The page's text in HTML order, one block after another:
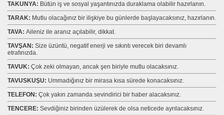
TAKUNYA: Bütün iş ve sosyal yaşantınızda duraklama olabilir hazırlanın.
TARAK: Mutlu olacağınız bir ilişkiye bu günlerde başlayacaksınız, hazırlanın.
TAVA: Aileniz ile aranız açılabilir, dikkat.
TAVŞAN: Size üzüntü, negatif enerji ve sıkıntı verecek biri devamlı
etrafınızda.
TAVUK: Çok zeki olmayan, ancak şen biriyle mutlu olacaksınız.
TAVUSKUŞU: Ummadığınız bir mirasa kısa sürede konacaksınız.
TELEFON: Çok yakın zamanda sevindirici bir haber alacaksınız.
TENCERE: Sevdiğiniz birinden üzülerek de olsa neticede ayrılacaksınız.